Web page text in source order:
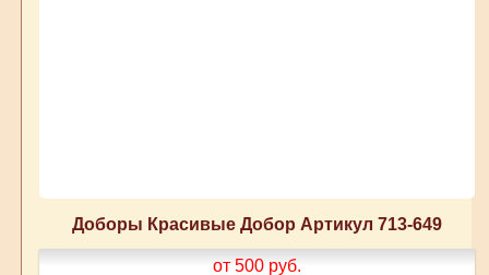
Доборы Красивые Добор Артикул 713-649
от 500 руб.